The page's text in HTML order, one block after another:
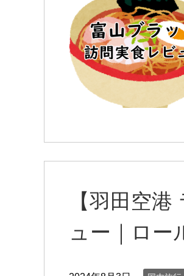
【羽田空
ュー｜ロー